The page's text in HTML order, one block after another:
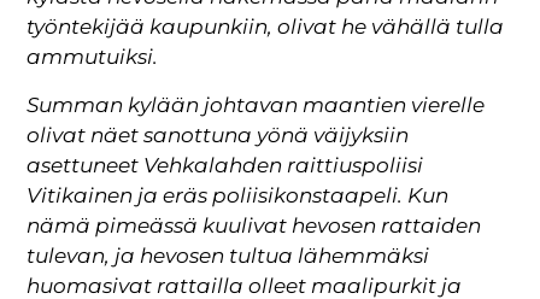
työntekijää kaupunkiin, olivat he vähällä tulla
ammutuiksi.
Summan kylään johtavan maantien vierelle
olivat näet sanottuna yönä väijyksiin
asettuneet Vehkalahden raittiuspoliisi
Vitikainen ja eräs poliisikonstaapeli. Kun
nämä pimeässä kuulivat hevosen rattaiden
tulevan, ja hevosen tultua lähemmäksi
huomasivat rattailla olleet maalipurkit ja